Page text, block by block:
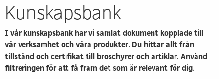
Kunskapsbank
I vår kunskapsbank har vi samlat dokument kopplade till
vår verksamhet och våra produkter. Du hittar allt från
tillstånd och certifikat till broschyrer och artiklar. Använd
filtreringen för att få fram det som är relevant för dig.